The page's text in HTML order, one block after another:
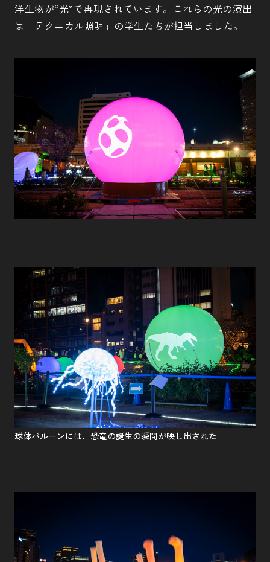
洋生物が“光”で再現されています。これらの光の演出
は「テクニカル照明」の学生たちが担当しました。
球体バルーンには、恐竜の誕生の瞬間が映し出された